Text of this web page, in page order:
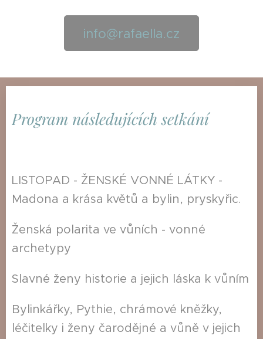
info@rafaella.cz
Program následujícíchsetkání
LISTOPAD - ŽENSKÉ VONNÉ LÁTKY -
Madona a krása květů a bylin, pryskyřic.
Ženská polarita ve vůních - vonné
archetypy
Slavné ženy historie a jejich láska k vůním
Bylinkářky, Pythie, chrámové kněžky,
léčitelky i ženy čarodějné a vůně v jejich